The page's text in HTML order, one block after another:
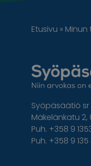
Etusivu » Minun
Syöpäsäätiö
Mäkelänkatu 2,
Puh. +358 9
Puh. +358 9